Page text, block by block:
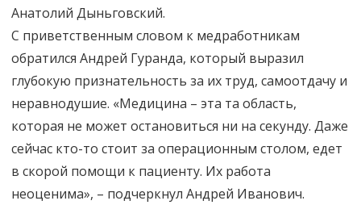
Анатолий Дыньговский.
С приветственным словом к медработникам
обратился Андрей Гуранда, который выразил
глубокую признательность за их труд, самоотдачу и
неравнодушие. «Медицина – эта та область,
которая не может остановиться ни на секунду. Даже
сейчас кто-то стоит за операционным столом, едет
в скорой помощи к пациенту. Их работа
неоценима», – подчеркнул Андрей Иванович.